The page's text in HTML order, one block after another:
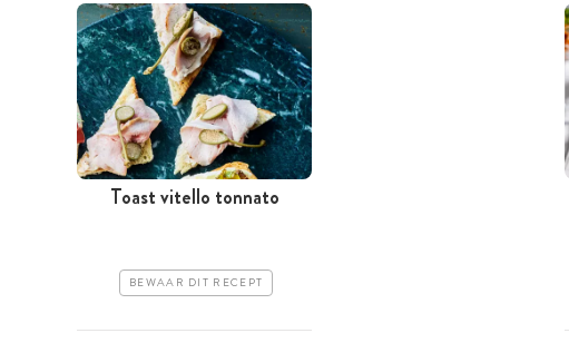
Toast vitello tonnato
BEWAAR DIT RECEPT